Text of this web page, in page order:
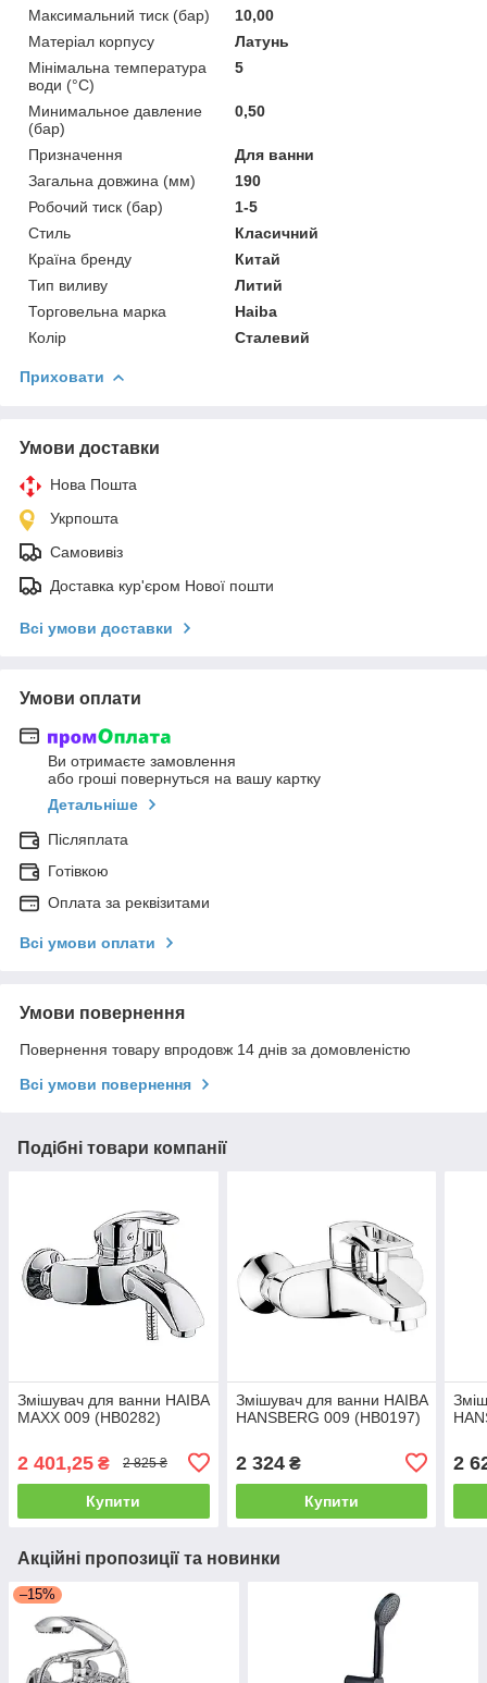
Максимальний тиск (бар)
10,00
Матеріал корпусу
Латунь
Мінімальна температура
води (°C)
5
Минимальное давление
(бар)
0,50
Призначення
Для ванни
Загальна довжина (мм)
190
Робочий тиск (бар)
1-5
Стиль
Класичний
Країна бренду
Китай
Тип виливу
Литий
Торговельна марка
Haiba
Колір
Сталевий
Приховати
Умови доставки
Нова Пошта
Укрпошта
Самовивіз
Доставка кур'єром Нової пошти
Всі умови доставки
Умови оплати
Ви отримаєте замовлення
або гроші повернуться на вашу картку
Детальніше
Післяплата
Готівкою
Оплата за реквізитами
Всі умови оплати
Умови повернення
Повернення товару впродовж 14 днів за домовленістю
Всі умови повернення
Подібні товари компанії
Змішувач для ванни HAIBA
MAXX 009 (HB0282)
2 401,25 ₴ 2 825 ₴
Купити
Змішувач для ванни HAIBA
HANSBERG 009 (HB0197)
2 324₴
Купити
2
Акційні пропозиції та новинки
–15%